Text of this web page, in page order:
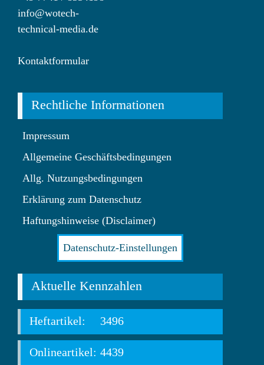
info@wotech-
technical-media.de
Kontaktformular
Rechtliche Informationen
Impressum
Allgemeine Geschäftsbedingungen
Allg. Nutzungsbedingungen
Erklärung zum Datenschutz
Haftungshinweise (Disclaimer)
Datenschutz-Einstellungen
Aktuelle Kennzahlen
Heftartikel: 3496
Onlineartikel: 4439